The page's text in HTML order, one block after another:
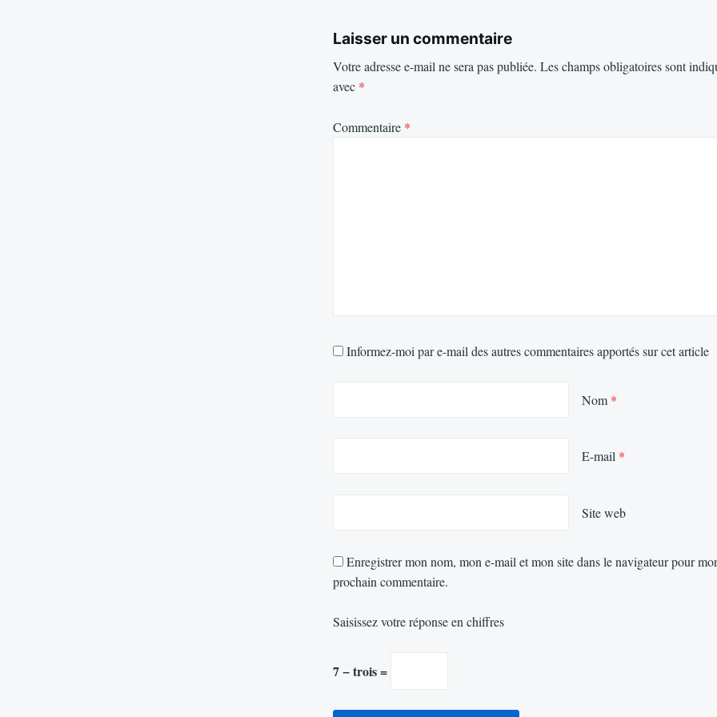
Laisser un commentaire
Votre adresse e-mail ne sera pas publiée. Les champs obligatoires sont
avec *
Commentaire *
Informez-moi par e-mail des autres commentaires apportés sur cet article
Nom *
E-mail *
Site web
Enregistrer mon nom, mon e-mail et mon site dans le navigateur pour
prochain commentaire.
Saisissez votre réponse en chiffres
7 − trois =